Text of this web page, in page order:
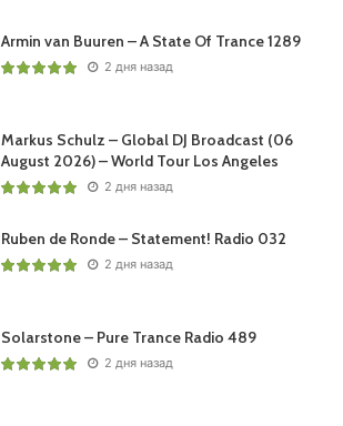
Armin van Buuren – A State Of Trance 1289
2 дня назад
Markus Schulz – Global DJ Broadcast (06
August 2026) – World Tour Los Angeles
2 дня назад
Ruben de Ronde – Statement! Radio 032
2 дня назад
Solarstone – Pure Trance Radio 489
2 дня назад